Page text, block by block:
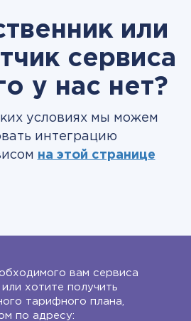
или
сервиса
у нас нет?
условиях мы можем
интеграцию
на этой странице
вам сервиса
хотите получить
тарифного плана,
по адресу: